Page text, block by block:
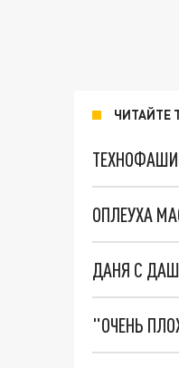
ЧИТАЙТЕ
ОПЛЕУХА
ДАНЯ С